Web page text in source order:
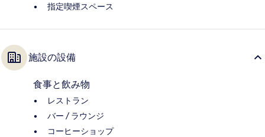
指定喫煙スペース
施設の設備
食事と飲み物
レストラン
バー / ラウンジ
コーヒーショップ